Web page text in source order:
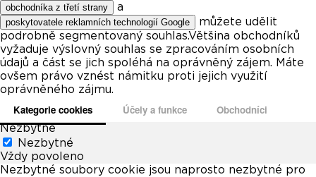
obchodníka z třetí strany a
poskytovatele reklamních technologií Google
můžete udělit
podrobně segmentovaný souhlas.Většina obchodníků
vyžaduje výslovný souhlas se zpracováním osobních
údajů a část se jich spoléhá na oprávněný zájem. Máte
ovšem právo vznést námitku proti jejich využití
oprávněného zájmu.
Kategorie cookies Účely a funkce Obchodníci
Nezbytné
Nezbytné
Vždy povoleno
Nezbytné soubory cookie jsou naprosto nezbytné pro